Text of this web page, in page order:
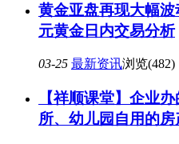
黄金亚盘再现大幅
元黄金日内交易分析
03-25 最新资讯浏览(482)
【祥顺课堂】企业
所、幼儿园自用的